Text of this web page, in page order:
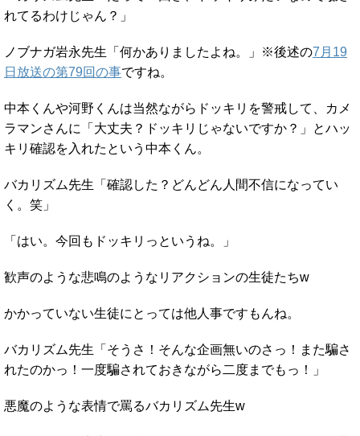
れてるわけじゃん？」
ノブナガ岩永先生「何かありましたよね。」※後述の7月19
日放送の第79回の事ですね。
中本くんや河野くんは当然ながらドッキリを警戒して、カメ
ラマンさんに「大丈夫？ドッキリじゃないですか？」とハッ
キリ確認を入れたという中本くん。
バカリズム先生「確認した？どんどん人間不信になってい
く。笑」
「はい。今回もドッキリっというね。」
歓声のような悲鳴のようなリアクションの生徒たちw
かかっていない生徒にとっては他人事ですもんね。
バカリズム先生「そうさ！そんな企画無いのさっ！また騙さ
れたのかっ！一度騙されておきながら二度までもっ！」
悪魔のような表情で罵るバカリズム先生w